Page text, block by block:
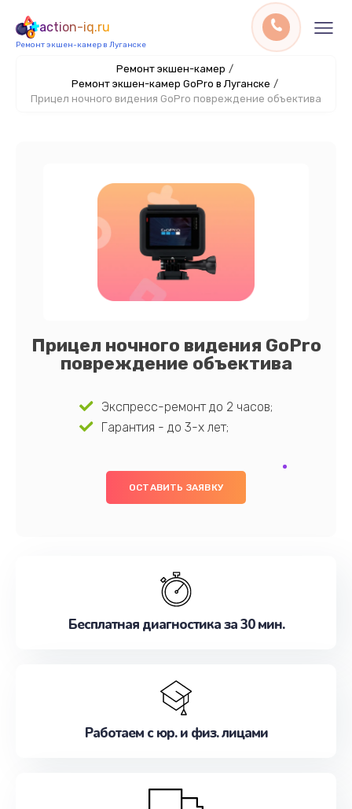
action-iq.ru
Ремонт экшен-камер в Луганске
Ремонт экшен-камер /
Ремонт экшен-камер GoPro в Луганске /
Прицел ночного видения GoPro повреждение объектива
Прицел ночного видения GoPro
повреждение объектива
Экспресс-ремонт до 2 часов;
Гарантия - до 3-х лет;
ОСТАВИТЬ ЗАЯВКУ
Бесплатная диагностика за 30 мин.
Работаем с юр. и физ. лицами